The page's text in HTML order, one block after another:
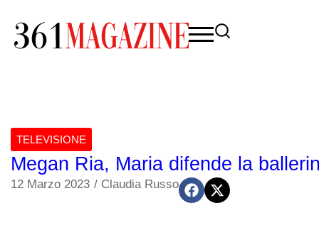
TELEVISIONE
Megan Ria, Maria difende la
12 Marzo 2023 / Claudia Russo